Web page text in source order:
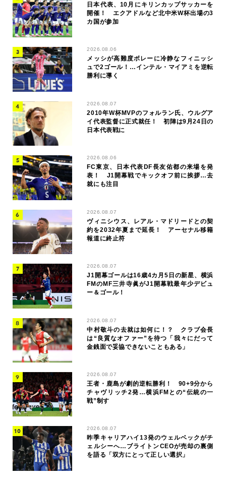
日本代表、10月にキリンカップサッカーを
開催！ エクアドルなど北中米W杯出場の3
カ国が参加
2026.08.06
メッシが高難度ボレーに冷静なフィニッシ
ュで2ゴール！…インテル・マイアミを逆転
勝利に導く
2026.08.07
2010年W杯MVPのフォルラン氏、ウルグア
イ代表監督に正式就任！ 初陣は9月24日の
日本代表戦に
2026.08.06
FC東京、日本代表DF長友佑都の来場を発
表！ J1開幕戦でキックオフ前に挨拶…去
就にも注目
2026.08.07
ヴィニシウス、レアル・マドリードとの契
約を2032年夏まで延長！ アーセナル移籍
報道に終止符
2026.08.07
J1開幕ゴールは16歳4カ月5日の新星、横浜
FMのMF三井寺眞がJ1開幕戦最年少デビュ
ー＆ゴール！
2026.08.07
中村敬斗の去就は如何に！？ クラブ会長
は“良質なオファー”を待つ「我々にだって
金銭面で妥協できないこともある」
2026.08.07
王者・鹿島が劇的逆転勝利！ 90+9分から
チャヴリッチ2発…横浜FMとの“伝統の一
戦”制す
2026.08.07
昨季キャリアハイ13発のウェルベックがチ
ェルシーへ…ブライトンCEOが売却の裏側
を語る「双方にとって正しい選択」